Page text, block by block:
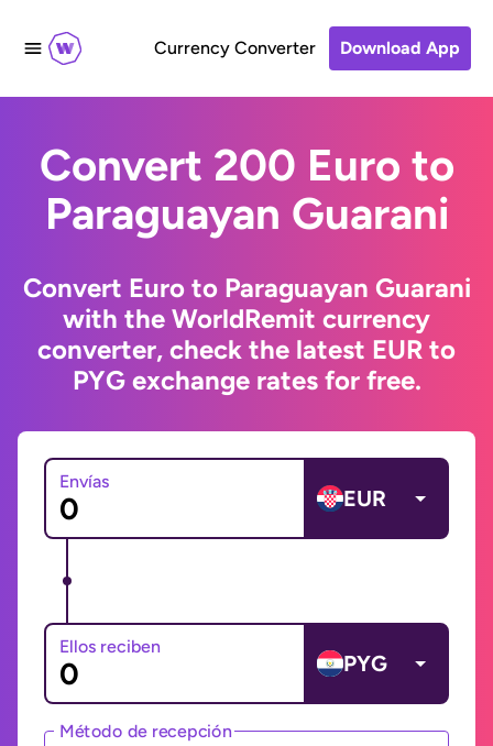
Currency Converter Download App
Convert 200 Euro to
Paraguayan Guarani
Convert Euro to Paraguayan Guarani
with the WorldRemit currency
converter, check the latest EUR to
PYG exchange rates for free.
Envías
EUR
Ellos reciben
PYG
Método de recepción